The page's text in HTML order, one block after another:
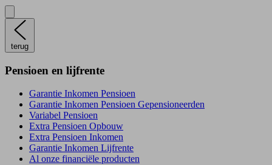
terug
Pensioen en lijfrente
Garantie Inkomen Pensioen
Garantie Inkomen Pensioen Gepensioneerden
Variabel Pensioen
Extra Pensioen Opbouw
Extra Pensioen Inkomen
Garantie Inkomen Lijfrente
Al onze financiële producten